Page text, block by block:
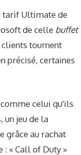
tarif Ultimate de
de celle buffet
tournent
précisé, certaines
celui qu'ils
un jeu de la
grâce au rachat
« Call of Duty »